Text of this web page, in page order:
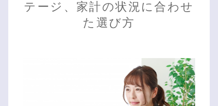
テージ、家計の状況に合わせ
た選び方